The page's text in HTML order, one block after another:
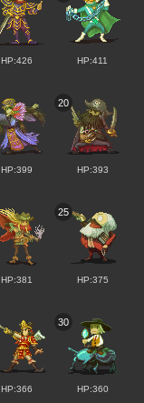
HP:426 HP:411
HP:399
20
HP:393
HP:381
25
HP:375
HP:366
30
HP:360